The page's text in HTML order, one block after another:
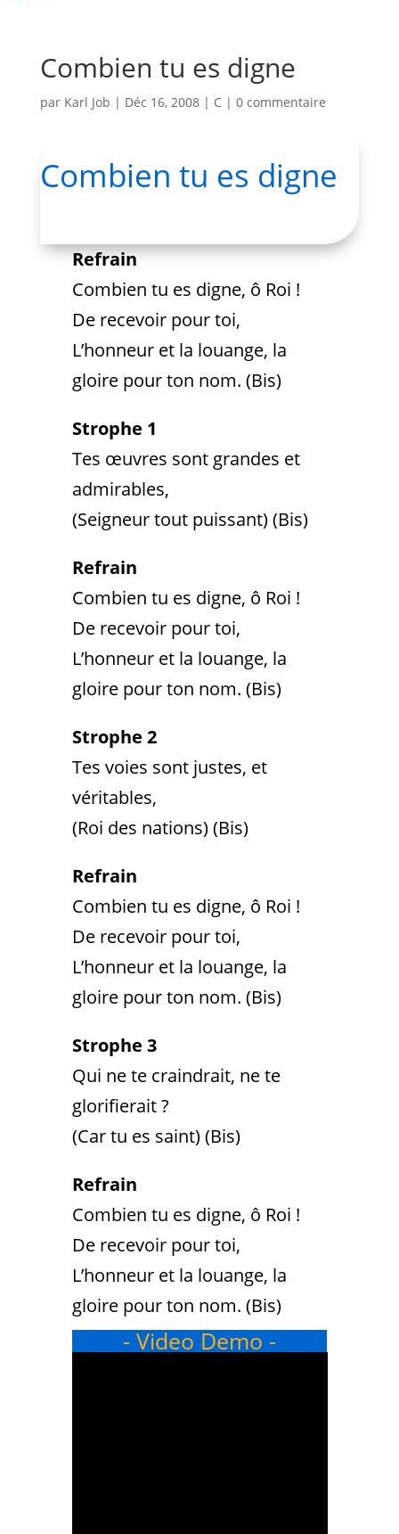
Combien tu es digne
par Karl Job | Déc 16, 2008| C| 0 commentaire
Combien tu es digne
Refrain
Combien tu es digne, ô Roi !
De recevoir pour toi,
L’honneur et la louange, la
gloire pour ton nom. (Bis)
Strophe 1
Tes œuvres sont grandes et
admirables,
(Seigneur tout puissant) (Bis)
Refrain
Combien tu es digne, ô Roi !
De recevoir pour toi,
L’honneur et la louange, la
gloire pour ton nom. (Bis)
Strophe 2
Tes voies sont justes, et
véritables,
(Roi des nations) (Bis)
Refrain
Combien tu es digne, ô Roi !
De recevoir pour toi,
L’honneur et la louange, la
gloire pour ton nom. (Bis)
Strophe 3
Qui ne te craindrait, ne te
glorifierait ?
(Car tu es saint) (Bis)
Refrain
Combien tu es digne, ô Roi !
De recevoir pour toi,
L’honneur et la louange, la
gloire pour ton nom. (Bis)
- Video Demo -